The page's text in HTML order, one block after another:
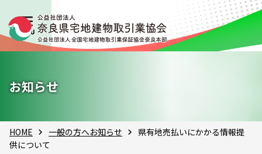
お知らせ
HOME 一般の方へお知らせ
県有地売払いにかかる情報提
供について